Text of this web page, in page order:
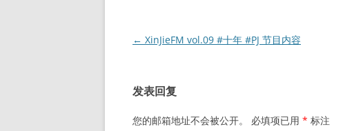
文
航
← XinJieFM vol.09 #十年 #PJ 节目内容
发表回复
您的邮箱地址不会被公开。 必填项已用 * 标注